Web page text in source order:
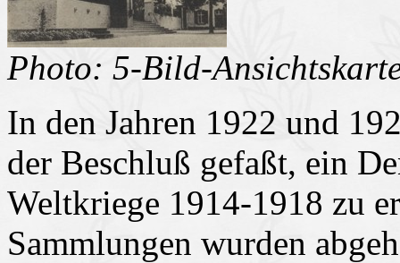
Photo: 5-Bild-
In den Jahren 1922 und
der Beschluß gefaßt, ein
Weltkriege 1914-1918 zu
Sammlungen wurden